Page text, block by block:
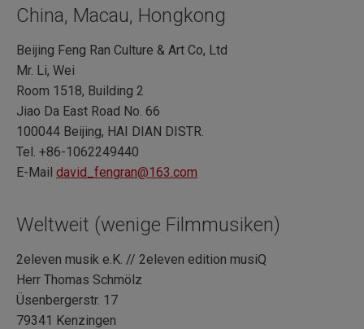
China, Macau, Hongkong
Beijing Feng Ran Culture & Art Co, Ltd
Mr. Li, Wei
Room 1518, Building 2
Jiao Da East Road No. 66
100044 Beijing, HAI DIAN DISTR.
Tel. +86-1062249440
E-Mail david_fengran@163.com
Weltweit (wenige Filmmusiken)
2eleven musik e.K. // 2eleven edition musiQ
Herr Thomas Schmölz
Üsenbergerstr. 17
79341 Kenzingen